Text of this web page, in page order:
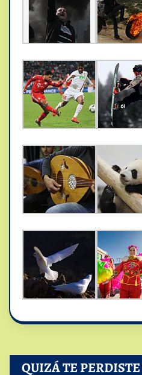
QUIZÁ TE PERDISTE